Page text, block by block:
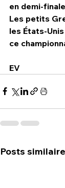
HPN
en demi-
Les petits
les États-
ce
EV
Posts